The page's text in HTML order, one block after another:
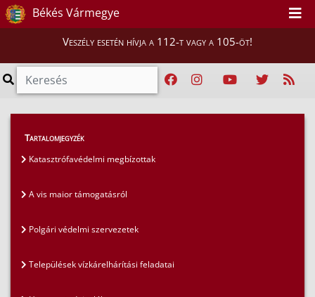
Békés Vármegye
Veszély esetén hívja a 112-t vagy a 105-öt!
Szakmai tájékoztatók
Polgári védelemi szakterület
Tartalomjegyzék
Katasztrófavédelmi megbízottak
A vis maior támogatásról
Polgári védelmi szervezetek
Települések vízkárelhárítási feladatai